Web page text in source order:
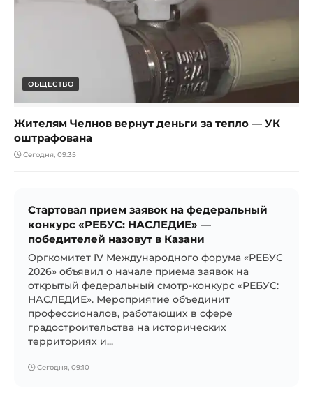
ОБЩЕСТВО
Жителям Челнов вернут деньги за тепло — УК
оштрафована
Сегодня, 09:35
Стартовал прием заявок на федеральный
конкурс «РЕБУС: НАСЛЕДИЕ» —
победителей назовут в Казани
Оргкомитет IV Международного форума «РЕБУС
2026» объявил о начале приема заявок на
открытый федеральный смотр-конкурс «РЕБУС:
НАСЛЕДИЕ». Мероприятие объединит
профессионалов, работающих в сфере
градостроительства на исторических
территориях и...
Сегодня, 09:10